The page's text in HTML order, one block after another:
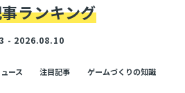
ランキング
- 2026.08.10
ース 注目記事 ゲームづくりの知識